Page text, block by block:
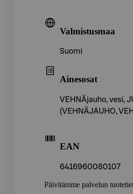
Valmistusmaa
Suomi
Ainesosat
VEHNÄjauho, vesi,
(VEHNÄJAUHO,
EAN
6416960080107
Päivitämme palvelun